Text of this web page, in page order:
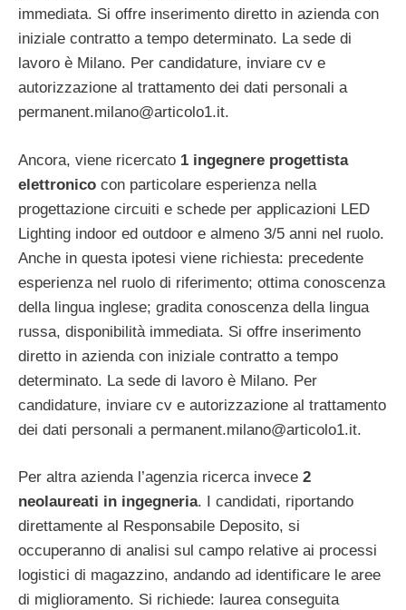
immediata. Si offre inserimento diretto in azienda con
iniziale contratto a tempo determinato. La sede di
lavoro è Milano. Per candidature, inviare cv e
autorizzazione al trattamento dei dati personali a
permanent.milano@articolo1.it.
Ancora, viene ricercato 1 ingegnere progettista
elettronico con particolare esperienza nella
progettazione circuiti e schede per applicazioni LED
Lighting indoor ed outdoor e almeno 3/5 anni nel ruolo.
Anche in questa ipotesi viene richiesta: precedente
esperienza nel ruolo di riferimento; ottima conoscenza
della lingua inglese; gradita conoscenza della lingua
russa, disponibilità immediata. Si offre inserimento
diretto in azienda con iniziale contratto a tempo
determinato. La sede di lavoro è Milano. Per
candidature, inviare cv e autorizzazione al trattamento
dei dati personali a permanent.milano@articolo1.it.
Per altra azienda l’agenzia ricerca invece 2
neolaureati in ingegneria. I candidati, riportando
direttamente al Responsabile Deposito, si
occuperanno di analisi sul campo relative ai processi
logistici di magazzino, andando ad identificare le aree
di miglioramento. Si richiede: laurea conseguita